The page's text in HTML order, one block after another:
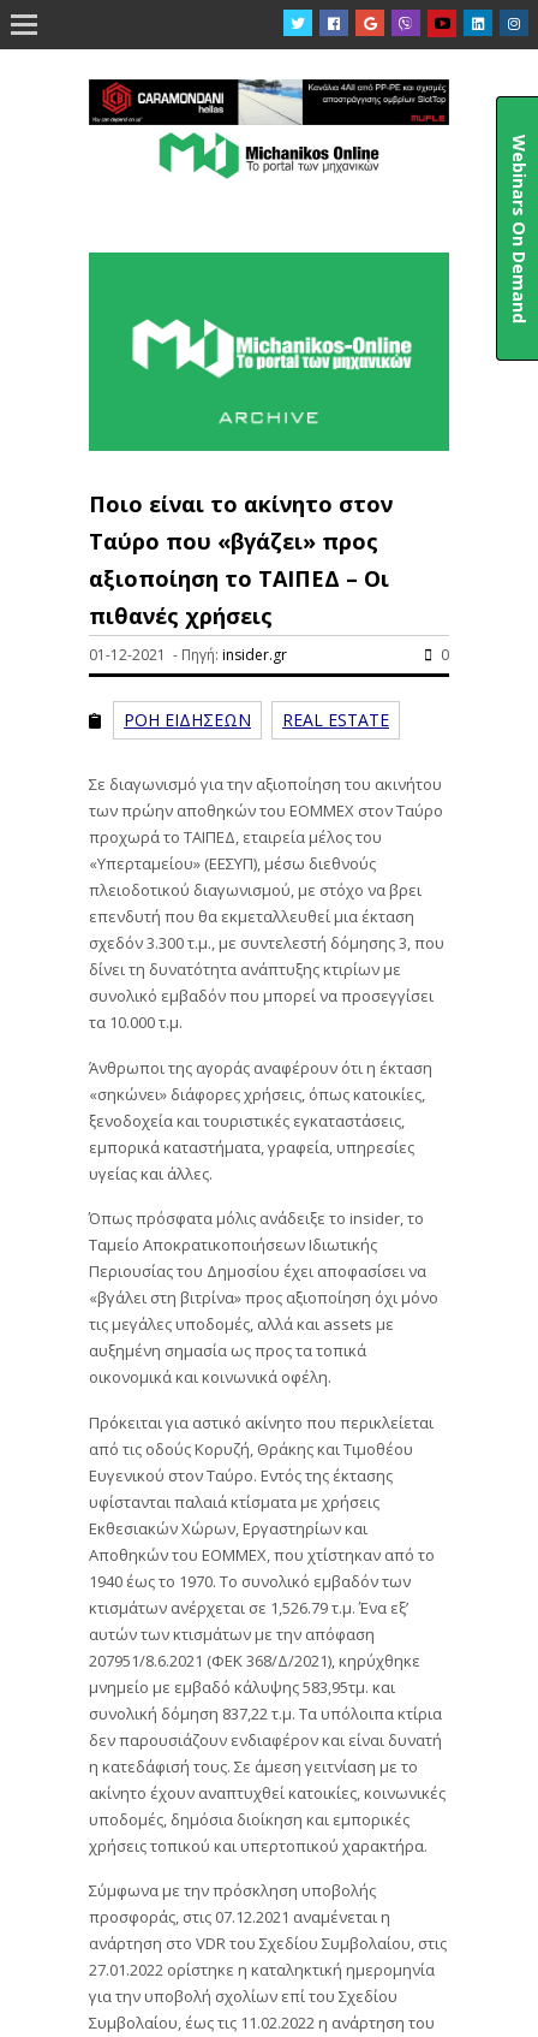

Ποιο είναι το ακίνητο στον
Ταύρο που «βγάζει» προς
αξιοποίηση το ΤΑΙΠΕΔ – Οι
πιθανές χρήσεις
01-12-2021 - Πηγή: insider.gr 0
ΡΟΗ ΕΙΔΗΣΕΩΝ REAL ESTATE
Σε διαγωνισμό για την αξιοποίηση του ακινήτου
των πρώην αποθηκών του ΕΟΜΜΕΧ στον Ταύρο
προχωρά το ΤΑΙΠΕΔ, εταιρεία μέλος του
«Υπερταμείου» (ΕΕΣΥΠ), μέσω διεθνούς
πλειοδοτικού διαγωνισμού, με στόχο να βρει
επενδυτή που θα εκμεταλλευθεί μια έκταση
σχεδόν 3.300 τ.μ., με συντελεστή δόμησης 3, που
δίνει τη δυνατότητα ανάπτυξης κτιρίων με
συνολικό εμβαδόν που μπορεί να προσεγγίσει
τα 10.000 τ.μ.
Άνθρωποι της αγοράς αναφέρουν ότι η έκταση
«σηκώνει» διάφορες χρήσεις, όπως κατοικίες,
ξενοδοχεία και τουριστικές εγκαταστάσεις,
εμπορικά καταστήματα, γραφεία, υπηρεσίες
υγείας και άλλες.
Όπως πρόσφατα μόλις ανάδειξε το insider, το
Ταμείο Αποκρατικοποιήσεων Ιδιωτικής
Περιουσίας του Δημοσίου έχει αποφασίσει να
«βγάλει στη βιτρίνα» προς αξιοποίηση όχι μόνο
τις μεγάλες υποδομές, αλλά και assets με
αυξημένη σημασία ως προς τα τοπικά
οικονομικά και κοινωνικά οφέλη.
Πρόκειται για αστικό ακίνητο που περικλείεται
από τις οδούς Κορυζή, Θράκης και Τιμοθέου
Ευγενικού στον Ταύρο. Εντός της έκτασης
υφίστανται παλαιά κτίσματα με χρήσεις
Εκθεσιακών Χώρων, Εργαστηρίων και
Αποθηκών του ΕΟΜΜΕΧ, που χτίστηκαν από το
1940 έως το 1970. Το συνολικό εμβαδόν των
κτισμάτων ανέρχεται σε 1,526.79 τ.μ. Ένα εξ’
αυτών των κτισμάτων με την απόφαση
207951/8.6.2021 (ΦΕΚ 368/Δ/2021), κηρύχθηκε
μνημείο με εμβαδό κάλυψης 583,95τμ. και
συνολική δόμηση 837,22 τ.μ. Τα υπόλοιπα κτίρια
δεν παρουσιάζουν ενδιαφέρον και είναι δυνατή
η κατεδάφισή τους. Σε άμεση γειτνίαση με το
ακίνητο έχουν αναπτυχθεί κατοικίες, κοινωνικές
υποδομές, δημόσια διοίκηση και εμπορικές
χρήσεις τοπικού και υπερτοπικού χαρακτήρα.
Σύμφωνα με την πρόσκληση υποβολής
προσφοράς, στις 07.12.2021 αναμένεται η
ανάρτηση στο VDR του Σχεδίου Συμβολαίου, στις
27.01.2022 ορίστηκε η καταληκτική ημερομηνία
για την υποβολή σχολίων επί του Σχεδίου
Συμβολαίου, έως τις 11.02.2022 η ανάρτηση του
Webinars On Demand